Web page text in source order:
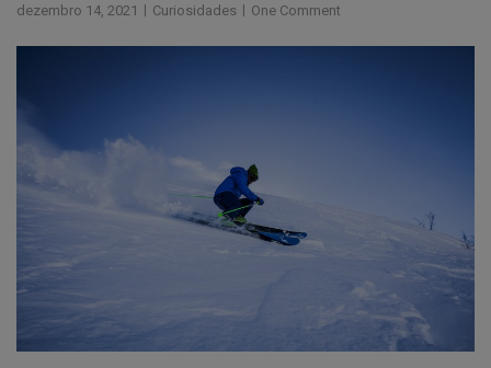
dezembro 14, 2021 Curiosidades One Comment